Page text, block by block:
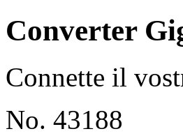
Converter
Connette il
No. 43188